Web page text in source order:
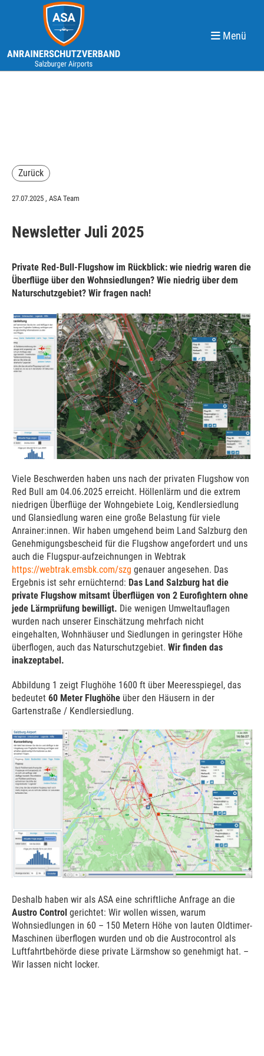
Menü
Zurück
27.07.2025 , ASA Team
Newsletter Juli 2025
Private Red-Bull-Flugshow im Rückblick: wie niedrig waren die
Überflüge über den Wohnsiedlungen? Wie niedrig über dem
Naturschutzgebiet? Wir fragen nach!
Viele Beschwerden haben uns nach der privaten Flugshow von
Red Bull am 04.06.2025 erreicht. Höllenlärm und die extrem
niedrigen Überflüge der Wohngebiete Loig, Kendlersiedlung
und Glansiedlung waren eine große Belastung für viele
Anrainer:innen. Wir haben umgehend beim Land Salzburg den
Genehmigungsbescheid für die Flugshow angefordert und uns
auch die Flugspur-aufzeichnungen in Webtrak
https://webtrak.emsbk.com/szg genauer angesehen. Das
Ergebnis ist sehr ernüchternd: Das Land Salzburg hat die
private Flugshow mitsamt Überflügen von 2 Eurofightern ohne
jede Lärmprüfung bewilligt. Die wenigen Umweltauflagen
wurden nach unserer Einschätzung mehrfach nicht
eingehalten, Wohnhäuser und Siedlungen in geringster Höhe
überflogen, auch das Naturschutzgebiet. Wir finden das
inakzeptabel.
Abbildung 1 zeigt Flughöhe 1600 ft über Meeresspiegel, das
bedeutet 60 Meter Flughöhe über den Häusern in der
Gartenstraße / Kendlersiedlung.
Deshalb haben wir als ASA eine schriftliche Anfrage an die
Austro Control gerichtet: Wir wollen wissen, warum
Wohnsiedlungen in 60 – 150 Metern Höhe von lauten Oldtimer-
Maschinen überflogen wurden und ob die Austrocontrol als
Luftfahrtbehörde diese private Lärmshow so genehmigt hat. –
Wir lassen nicht locker.